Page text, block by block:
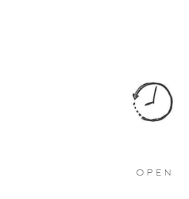
OPEN